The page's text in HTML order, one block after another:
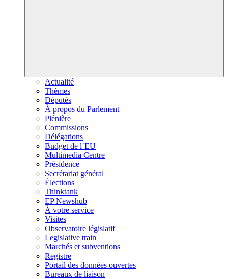
Actualité
Thèmes
Députés
À propos du Parlement
Plénière
Commissions
Délégations
Budget de l´EU
Multimedia Centre
Présidence
Secrétariat général
Élections
Thinktank
EP Newshub
À votre service
Visites
Observatoire législatif
Legislative train
Marchés et subventions
Registre
Portail des données ouvertes
Bureaux de liaison